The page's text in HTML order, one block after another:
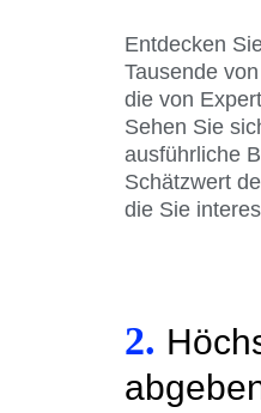
Entdecken
Tausende
die von
Sehen Sie
ausführliche
Schätzwert
die Sie
2.